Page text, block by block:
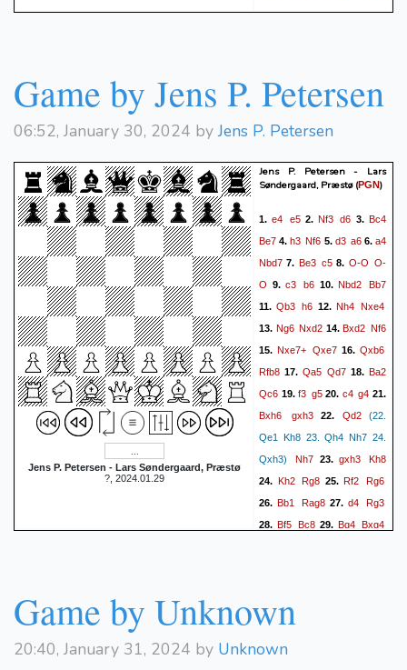
bondefremstød i centrum,
Qxb515. Nxb5 a6*
Game by Jens P. Petersen
06:52, January 30, 2024 byJens P. Petersen
Jens P. Petersen - Lars Søndergaard, Præstø
?, 2024.01.29
Jens P. Petersen - Lars
Søndergaard, Præstø(PGN)
1.e4 e52.Nf3 d6 3.Bc4
Be7 4.h3 Nf6 5. d3 a66. a4
Nbd7 7. Be3 c5 8. O-O O-
O 9.c3 b6 10.Nbd2 Bb7
11.Qb3 h6 12. Nh4 Nxe4
13. Ng6 Nxd2 14. Bxd2 Nf6
15. Nxe7+ Qxe7 16. Qxb6
Rfb8 17. Qa5 Qd7 18.Ba2
Qc6 19.f3 g520. c4 g4 21.
Bxh6
gxh322. Qd2(22.
Qe1 Kh8 23. Qh4 Nh7 24.
Qxh3)
Nh723.gxh3 Kh8
24. Kh2 Rg8 25. Rf2 Rg6
26.Bb1 Rag827.d4 Rg3
28. Bf5 Bc8 29. Bg4 Bxg4
Game by Unknown
20:40, January 31, 2024 by Unknown